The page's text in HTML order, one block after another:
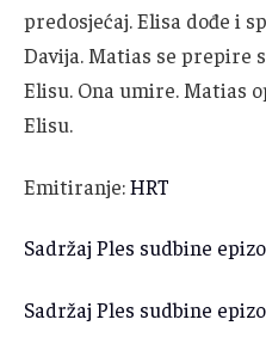
predosjećaj. Elisa dođe i
Davija. Matias se prepire
Elisu. Ona umire. Matias
Elisu.
Emitiranje:HRT
Sadržaj Ples sudbine
Sadržaj Ples sudbine